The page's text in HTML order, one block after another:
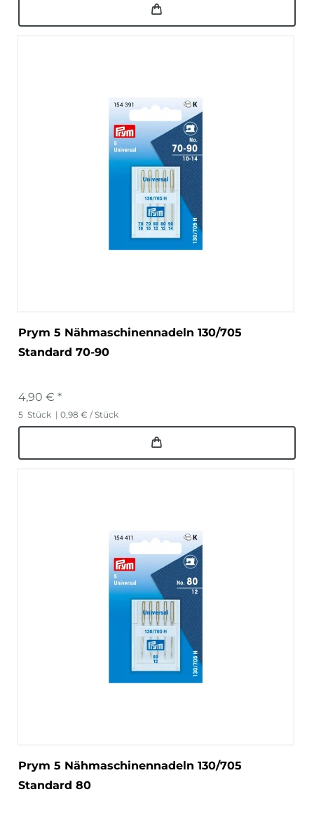
Prym 5 Nähmaschinennadeln 130/705
Standard 70-90
4,90 € *
5 Stück | 0,98 € / Stück
Prym 5 Nähmaschinennadeln 130/705
Standard 80